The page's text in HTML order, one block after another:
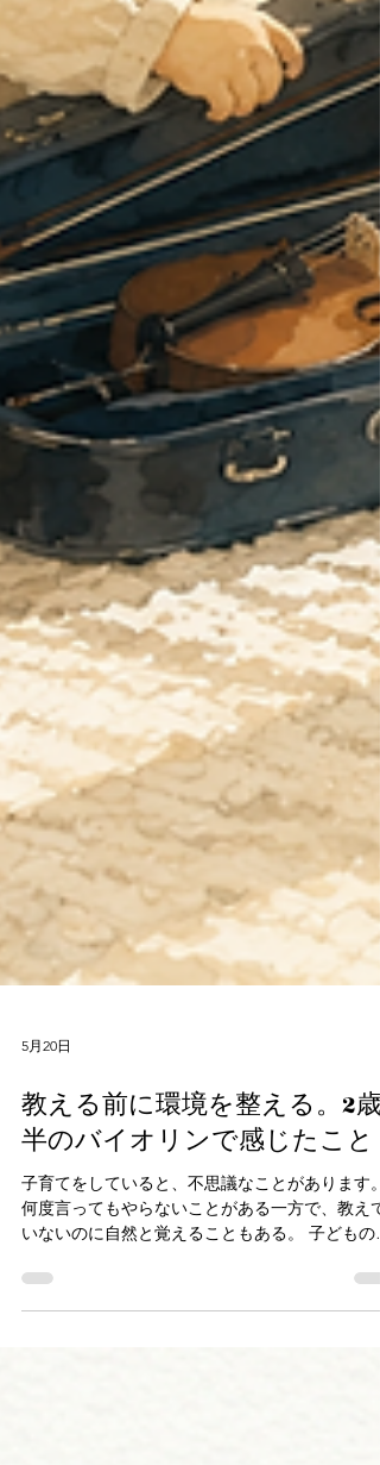
教える前に環境を整える。2歳
半のバイオリンで感じたこと
子育てをしていると、不思議なことがあります。
何度言ってもやらないことがある一方で、教えて
いないのに自然と覚えることもある。 子どもの成